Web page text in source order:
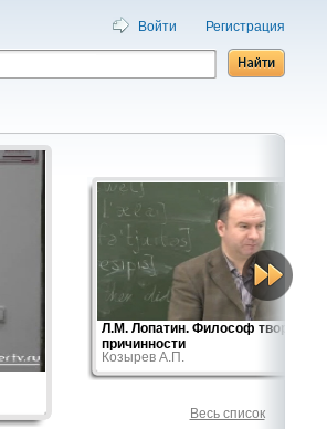
Войти Регистрация
Весь список
Л.М. Лопатин. Философ творческой
причинности
Козырев А.П.